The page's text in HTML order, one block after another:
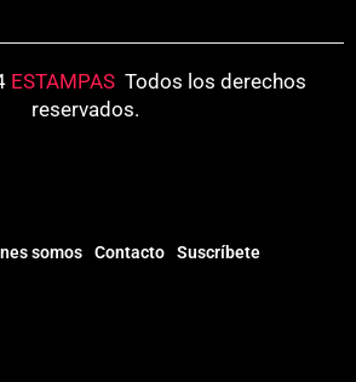
ESTAMPAS Todos los derechos
reservados.
somos Contacto Suscríbete